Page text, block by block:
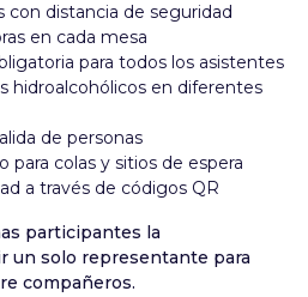
con distancia de seguridad
en cada mesa
para todos los asistentes
hidroalcohólicos en diferentes
de personas
para colas y sitios de espera
a través de códigos QR
participantes la
un solo representante para
compañeros.